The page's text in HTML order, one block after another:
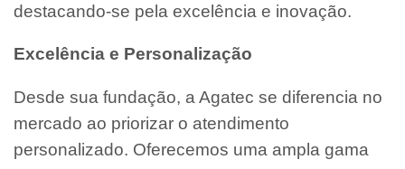
destacando-se pela excelência e inovação.
Excelência e Personalização
Desde sua fundação, a Agatec se diferencia no
mercado ao priorizar o atendimento
personalizado. Oferecemos uma ampla gama